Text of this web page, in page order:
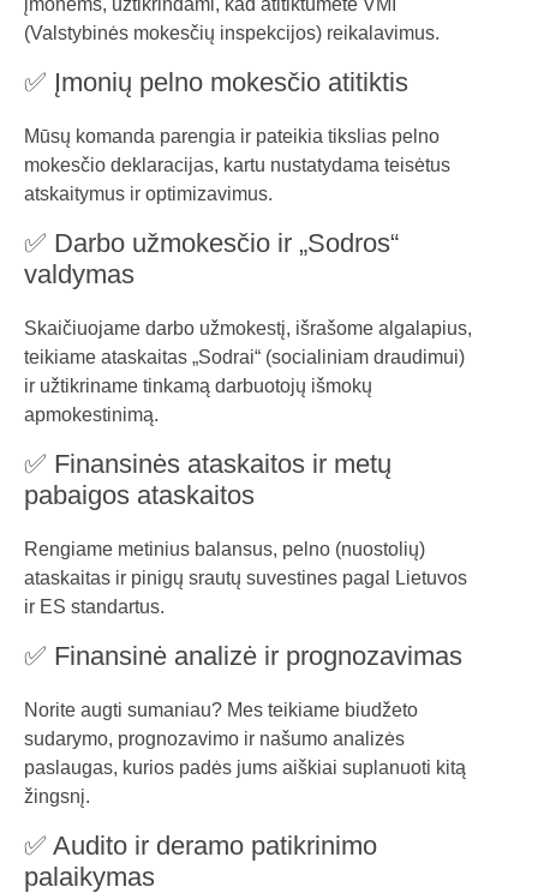
įmonėms, užtikrindami, kad atitiktumėte VMI
(Valstybinės mokesčių inspekcijos) reikalavimus.
✅ Įmonių pelno mokesčio atitiktis
Mūsų komanda parengia ir pateikia tikslias pelno
mokesčio deklaracijas, kartu nustatydama teisėtus
atskaitymus ir optimizavimus.
✅ Darbo užmokesčio ir „Sodros“
valdymas
Skaičiuojame darbo užmokestį, išrašome algalapius,
teikiame ataskaitas „Sodrai“ (socialiniam draudimui)
ir užtikriname tinkamą darbuotojų išmokų
apmokestinimą.
✅ Finansinės ataskaitos ir metų
pabaigos ataskaitos
Rengiame metinius balansus, pelno (nuostolių)
ataskaitas ir pinigų srautų suvestines pagal Lietuvos
ir ES standartus.
✅ Finansinė analizė ir prognozavimas
Norite augti sumaniau? Mes teikiame biudžeto
sudarymo, prognozavimo ir našumo analizės
paslaugas, kurios padės jums aiškiai suplanuoti kitą
žingsnį.
✅ Audito ir deramo patikrinimo
palaikymas